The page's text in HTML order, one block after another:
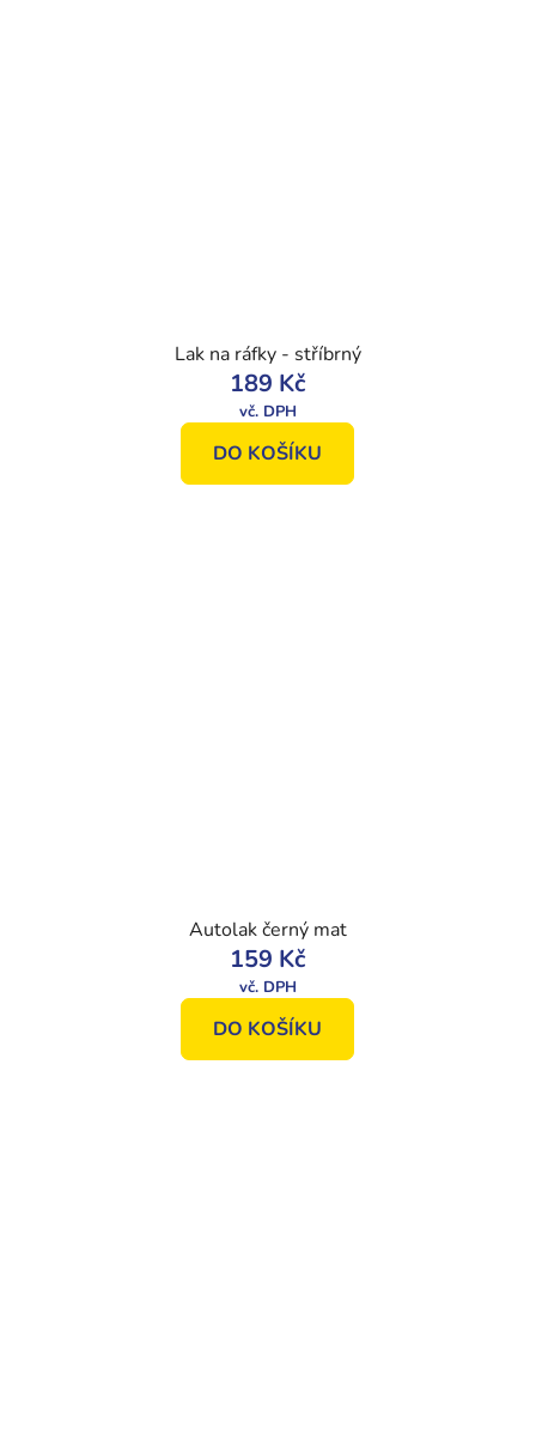
Lak na ráfky - stříbrný
189 Kč
DO KOŠÍKU
Autolak černý mat
159 Kč
DO KOŠÍKU